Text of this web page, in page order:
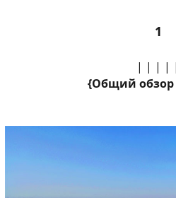
1
| | | | |
{Общий обзор